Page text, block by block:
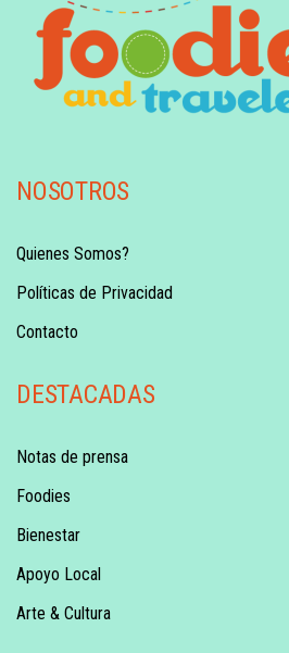
NOSOTROS
Quienes Somos?
Políticas de Privacidad
Contacto
DESTACADAS
Notas de prensa
Foodies
Bienestar
Apoyo Local
Arte & Cultura